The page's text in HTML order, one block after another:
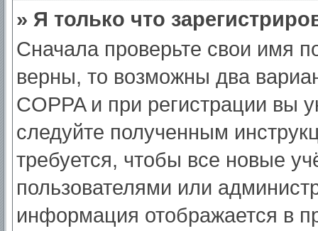
» Я только что
Сначала проверьте свои имя
верны, то возможны два
COPPA и при регистрации вы
следуйте полученным
требуется, чтобы все новые
пользователями или
информация отображается в